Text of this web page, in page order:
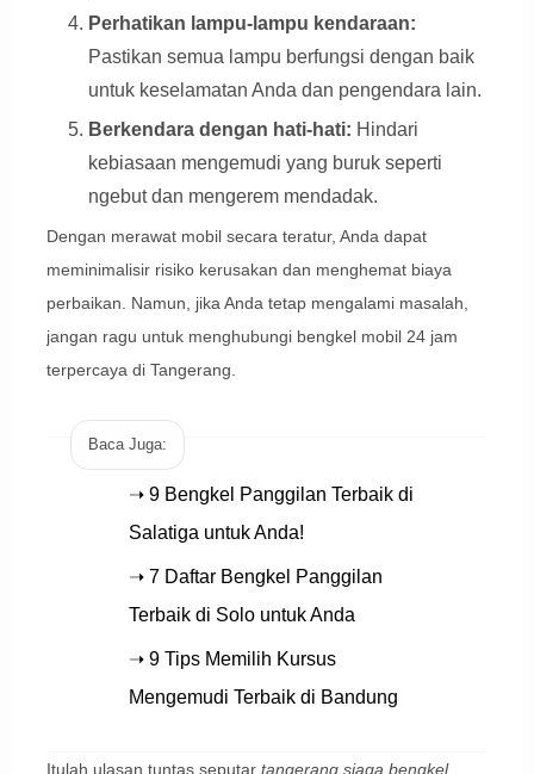
Perhatikan lampu-lampu kendaraan:
Pastikan semua lampu berfungsi dengan baik
untuk keselamatan Anda dan pengendara lain.
Berkendara dengan hati-hati: Hindari
kebiasaan mengemudi yang buruk seperti
ngebut dan mengerem mendadak.
Dengan merawat mobil secara teratur, Anda dapat
meminimalisir risiko kerusakan dan menghemat biaya
perbaikan. Namun, jika Anda tetap mengalami masalah,
jangan ragu untuk menghubungi bengkel mobil 24 jam
terpercaya di Tangerang.
Baca Juga:
➝ 9 Bengkel Panggilan Terbaik di
Salatiga untuk Anda!
➝ 7 Daftar Bengkel Panggilan
Terbaik di Solo untuk Anda
➝ 9 Tips Memilih Kursus
Mengemudi Terbaik di Bandung
Itulah ulasan tuntas seputar tangerang siaga bengkel